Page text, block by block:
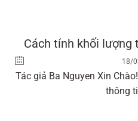
Cách tính khối
18/
Tác giả Ba Nguyen Xin
thông